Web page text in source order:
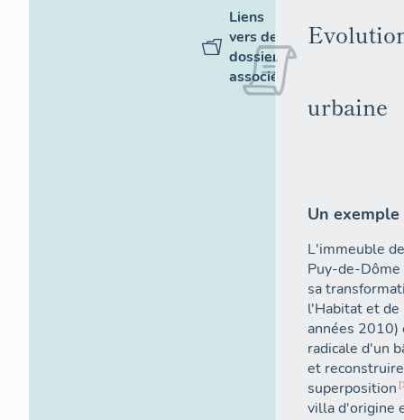
Liens
vers des
dossiers
associés
urbaine
Un
L'immeuble
Puy-de-
sa
l'Habitat et de
années
radicale d'un
et
superposition
villa d'origine